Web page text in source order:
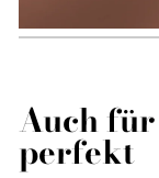
Auch für
perfekt